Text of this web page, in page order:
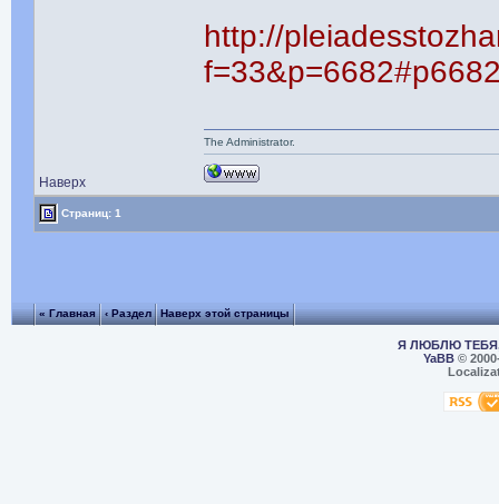
http://
Наверх
The Administrator.
Страниц: 1
« Главная ‹ Раздел Наверх этой страницы
Я ЛЮБЛЮ
YaBB©